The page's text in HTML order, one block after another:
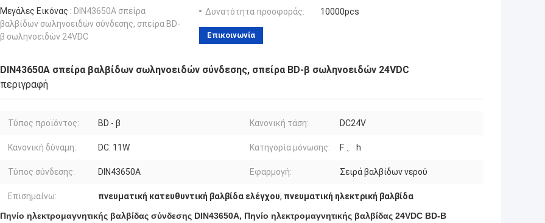
Μεγάλες Εικόνας : DIN43650A σπείρα
βαλβίδων σωληνοειδών σύνδεσης, σπείρα BD-
β σωληνοειδών 24VDC
Δυνατότητα προσφοράς:
10000pcs
Επικοινωνία
DIN43650A σπείρα βαλβίδων σωληνοειδών σύνδεσης, σπείρα BD-β σωληνοειδών 24VDC
περιγραφή
Τύπος προϊόντος: BD - β Κανονική τάση: DC24V
Κανονική δύναμη: DC: 11W Κατηγορία μόνωσης: F 、 h
Τύπος σύνδεσης: DIN43650A Εφαρμογή: Σειρά βαλβίδων νερού
Επισημαίνω: πνευματική κατευθυντική βαλβίδα ελέγχου, πνευματική ηλεκτρική βαλβίδα
Πηνίο ηλεκτρομαγνητικής βαλβίδας σύνδεσης DIN43650A, Πηνίο ηλεκτρομαγνητικής βαλβίδας 24VDC BD-B